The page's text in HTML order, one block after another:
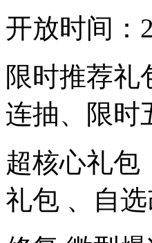
开放时间：
限时推荐礼
连抽、限时
超核心礼包
礼包 、自